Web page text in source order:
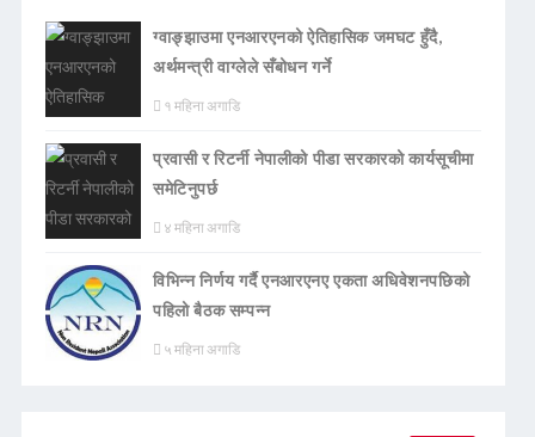
ग्वाङ्झाउमा एनआरएनको ऐतिहासिक जमघट हुँदै,
अर्थमन्त्री वाग्लेले सँबोधन गर्ने
१ महिना अगाडि
प्रवासी र रिटर्नी नेपालीको पीडा सरकारको कार्यसूचीमा
समेटिनुपर्छ
४ महिना अगाडि
विभिन्न निर्णय गर्दै एनआरएनए एकता अधिवेशनपछिको
पहिलो बैठक सम्पन्न
५ महिना अगाडि